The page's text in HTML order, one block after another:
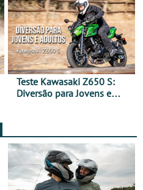
Teste Kawasaki Z650 S:
Diversão para Jovens e